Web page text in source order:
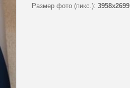
Размер фото (пикс.): 3958x2699